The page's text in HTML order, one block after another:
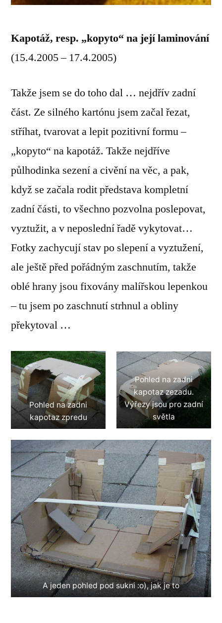
Kapotáž, resp. „kopyto“ na její laminování
(15.4.2005 – 17.4.2005)
Takže jsem se do toho dal … nejdřív zadní
část. Ze silného kartónu jsem začal řezat,
stříhat, tvarovat a lepit pozitivní formu –
„kopyto“ na kapotáž. Takže nejdříve
půlhodinka sezení a civění na věc, a pak,
když se začala rodit představa kompletní
zadní části, to všechno pozvolna poslepovat,
vyztužit, a v neposlední řadě vykytovat…
Fotky zachycují stav po slepení a vyztužení,
ale ještě před pořádným zaschnutím, takže
oblé hrany jsou fixovány malířskou lepenkou
– tu jsem po zaschnutí strhnul a obliny
překytoval …
Pohled na zadni
kapotaz zpredu
Pohled na zadni
kapotaz zezadu.
Výřezy jsou pro zadní
světla
A jeden pohled pod sukni :o), jak je to